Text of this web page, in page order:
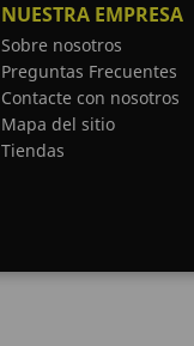
NUESTRA EMPRESA
Sobre nosotros
Preguntas Frecuentes
Contacte con nosotros
Mapa del sitio
Tiendas